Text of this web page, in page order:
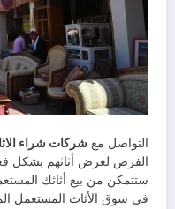
التواصل مع شركات شراء
الفرص لعرض أثاثهم بشكل
ستتمكن من بيع أثاثك
في سوق الأثاث المستعمل